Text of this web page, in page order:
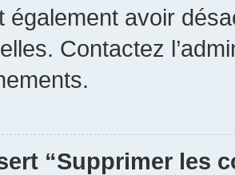
également avoir
Contactez
“Supprimer les